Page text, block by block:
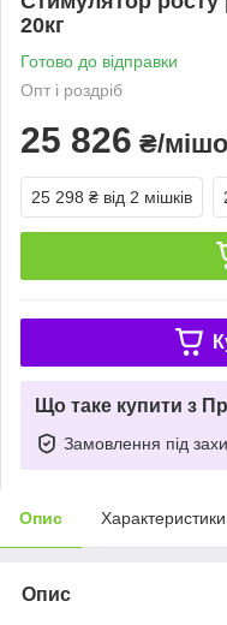
20кг
Готово до відправки
Опт і роздріб
25 826 ₴/
25 298 ₴ від 2 мішків
Що таке купити з
Замовлення під
Опис Характеристики
Опис